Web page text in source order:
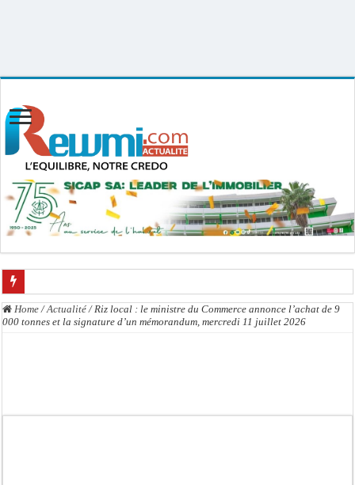
Mouvement pour le renouveau de Dahra Djoloff: Le coordonnateur El Hadji
Home / Actualité / Riz local : le ministre du Commerce annonce l’achat de 9
000 tonnes et la signature d’un mémorandum, mercredi 11 juillet 2026